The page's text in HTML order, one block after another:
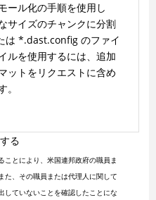
ール化の手順を使用し
サイズのチャンクに分割
は *.dast.config のファイ
ルを使用するには、追加
ットをリクエストに含め
る
ことにより、米国連邦政府の職員ま
た、その職員または代理人に関して
していないことを確認したことにな